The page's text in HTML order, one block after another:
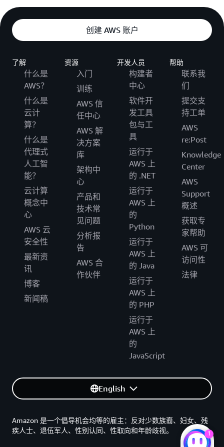
创建 AWS 账户
了解
什么是
AWS？
什么是
云计
算？
什么是
代理式
人工智
能？
云计算
概念中
心
AWS 云
安全性
最新资
讯
博客
新闻稿
资源
入门
训练
AWS 信
任中心
AWS 解
决方案
库
架构中
心
产品和
技术常
见问题
分析报
告
AWS 合
作伙伴
开发人员
构建者
中心
软件开
发工具
包与工
具
运行于
AWS 上
的 .NET
运行于
AWS 上
的
Python
运行于
AWS 上
的 Java
运行于
AWS 上
的 PHP
运行于
AWS 上
的
JavaScript
帮助
联系我
们
提交支
持工单
AWS
re:Post
Knowledge
Center
AWS
Support
概述
获取专
家帮助
AWS 可
访问性
法律
English
Amazon 是一个倡导机会均等的雇主：反对少数族裔、妇女、残
疾人士、退伍军人、性别认同、性取向和年龄歧视。
1